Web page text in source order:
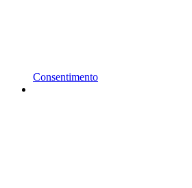
Consentimento